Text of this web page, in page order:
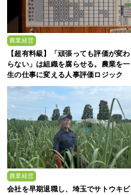
農業経営
【超有料級】「頑張っても評価が変わ
らない」は組織を腐らせる。農業を一
生の仕事に変える人事評価ロジック
農業経営
会社を早期退職し、埼玉でサトウキビ